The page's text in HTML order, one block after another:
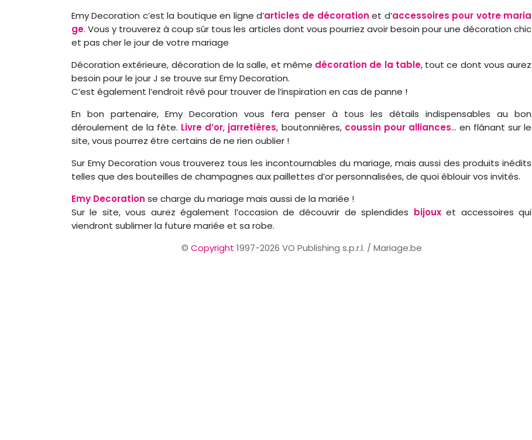
Emy Decoration c’est la boutique en ligne d’articles de décoration et d’accessoires pour votre maria
ge. Vous y trouverez à coup sûr tous les articles dont vous pourriez avoir besoin pour une décoration chic
et pas cher le jour de votre mariage
Décoration extérieure, décoration de la salle, et même décoration de la table, tout ce dont vous aurez
besoin pour le jour J se trouve sur Emy Decoration.
C’est également l’endroit rêvé pour trouver de l’inspiration en cas de panne !
En bon partenaire, Emy Decoration vous fera penser à tous les détails indispensables au bon
déroulement de la fête. Livre d’or, jarretières, boutonnières, coussin pour alliances… en flânant sur le
site, vous pourrez être certains de ne rien oublier !
Sur Emy Decoration vous trouverez tous les incontournables du mariage, mais aussi des produits inédits
telles que des bouteilles de champagnes aux paillettes d’or personnalisées, de quoi éblouir vos invités.
Emy Decoration se charge du mariage mais aussi de la mariée !
Sur le site, vous aurez également l’occasion de découvrir de splendides bijouxet accessoires qui
viendront sublimer la future mariée et sa robe.
© Copyright 1997-2026 VO Publishing s.p.r.l. / Mariage.be